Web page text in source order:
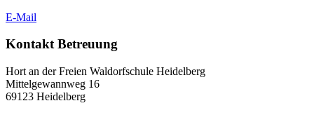
E-Mail
Kontakt Betreuung
Hort an der Freien Waldorfschule Heidelberg
Mittelgewannweg 16
69123 Heidelberg